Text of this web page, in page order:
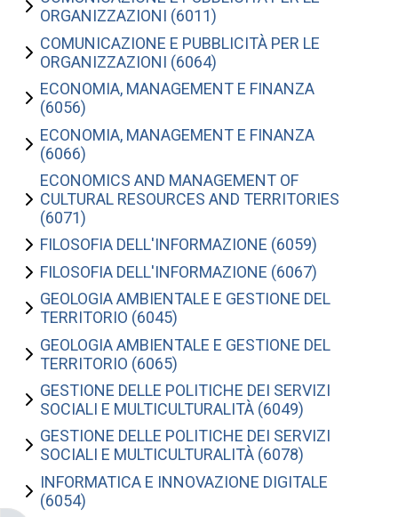
ORGANIZZAZIONI (6011)
COMUNICAZIONE E PUBBLICITÀ PER LE
ORGANIZZAZIONI (6064)
ECONOMIA, MANAGEMENT E FINANZA
(6056)
ECONOMIA, MANAGEMENT E FINANZA
(6066)
ECONOMICS AND MANAGEMENT OF
CULTURAL RESOURCES AND TERRITORIES
(6071)
FILOSOFIA DELL'INFORMAZIONE (6059)
FILOSOFIA DELL'INFORMAZIONE (6067)
GEOLOGIA AMBIENTALE E GESTIONE DEL
TERRITORIO (6045)
GEOLOGIA AMBIENTALE E GESTIONE DEL
TERRITORIO (6065)
GESTIONE DELLE POLITICHE DEI SERVIZI
SOCIALI E MULTICULTURALITÀ (6049)
GESTIONE DELLE POLITICHE DEI SERVIZI
SOCIALI E MULTICULTURALITÀ (6078)
INFORMATICA E INNOVAZIONE DIGITALE
(6054)